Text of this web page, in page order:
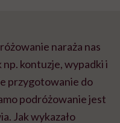
naraża nas
kontuzje, wypadki i
przygotowanie do
podróżowanie jest
Jak wykazało